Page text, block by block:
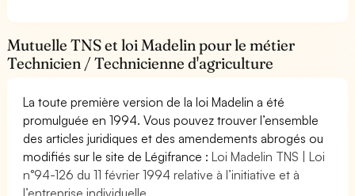
Mutuelle TNS et loi Madelin pour le métier
Technicien / Technicienne d'agriculture
La toute première version de la loi Madelin a été
promulguée en 1994. Vous pouvez trouver l’ensemble
des articles juridiques et des amendements abrogés ou
modifiés sur le site de Légifrance :Loi Madelin TNS | Loi
n°94-126 du 11 février 1994 relative à l’initiative et à
l’entreprise individuelle